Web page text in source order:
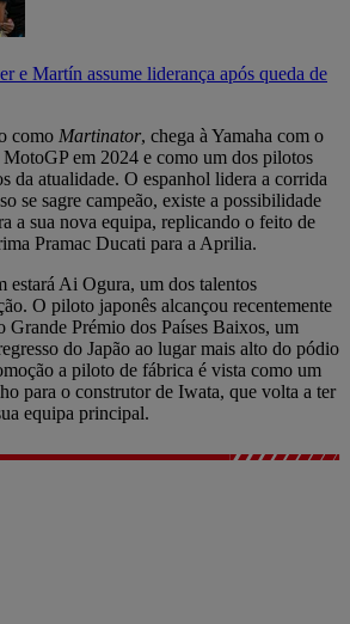
e Martín assume liderança após queda de
como Martinator, chega à Yamaha com o
MotoGP em 2024 e como um dos pilotos
da atualidade. O espanhol lidera a corrida
se sagre campeão, existe a possibilidade
a sua nova equipa, replicando o feito de
Pramac Ducati para a Aprilia.
estará Ai Ogura, um dos talentos
O piloto japonês alcançou recentemente
Grande Prémio dos Países Baixos, um
do Japão ao lugar mais alto do pódio
a piloto de fábrica é vista como um
para o construtor de Iwata, que volta a ter
equipa principal.